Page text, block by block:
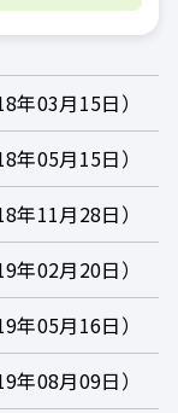
年03月15日
年05月15日
年11月28日
年02月20日
年05月16日
年08月09日